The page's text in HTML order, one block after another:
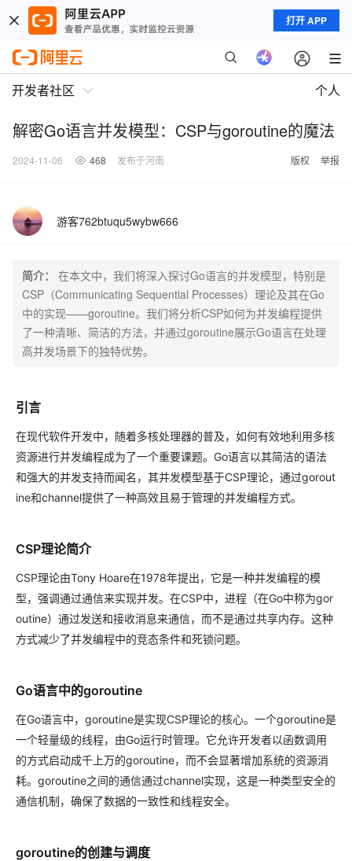
打开 APP
开发者社区 个人
解密Go语言并发模型：CSP与goroutine的魔法
2024-11-06 468 发布于河南 版权 举报
游客762btuqu5wybw666
简介：
在本文中，我们将深入探讨Go语言的并发模型，特别是
CSP（Communicating Sequential Processes）理论及其在Go
中的实现——goroutine。我们将分析CSP如何为并发编程提供
了一种清晰、简洁的方法，并通过goroutine展示Go语言在处理
高并发场景下的独特优势。
引言
在现代软件开发中，随着多核处理器的普及，如何有效地利用多核
资源进行并发编程成为了一个重要课题。Go语言以其简洁的语法
和强大的并发支持而闻名，其并发模型基于CSP理论，通过gorout
ine和channel提供了一种高效且易于管理的并发编程方式。
CSP理论简介
CSP理论由Tony Hoare在1978年提出，它是一种并发编程的模
型，强调通过通信来实现并发。在CSP中，进程（在Go中称为gor
outine）通过发送和接收消息来通信，而不是通过共享内存。这种
方式减少了并发编程中的竞态条件和死锁问题。
Go语言中的goroutine
在Go语言中，goroutine是实现CSP理论的核心。一个goroutine是
一个轻量级的线程，由Go运行时管理。它允许开发者以函数调用
的方式启动成千上万的goroutine，而不会显著增加系统的资源消
耗。goroutine之间的通信通过channel实现，这是一种类型安全的
通信机制，确保了数据的一致性和线程安全。
goroutine的创建与调度